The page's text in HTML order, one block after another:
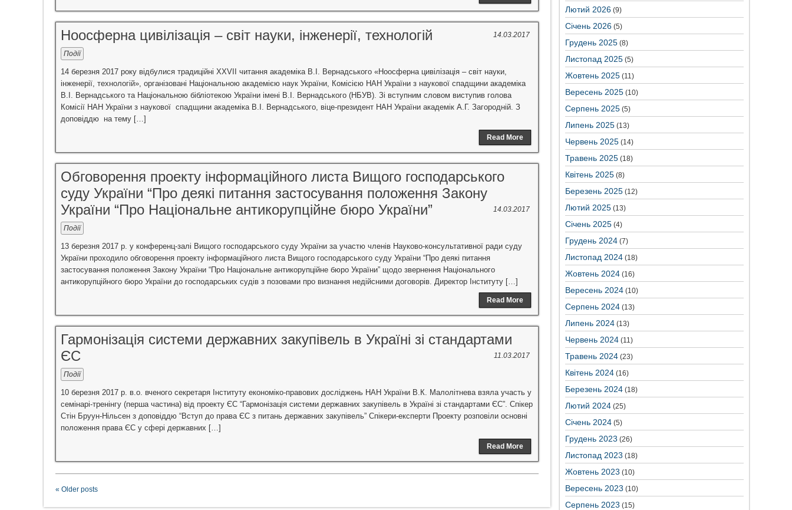
Ноосферна цивілізація – світ науки, інженерії, технологій 14.03.2017
Події
14 березня 2017 року відбулися традиційні XXVII читання академіка В.І. Вернадського «Ноосферна цивілізація – світ науки,
інженерії, технологій», організовані Національною академією наук України, Комісією НАН України з наукової спадщини академіка
В.І. Вернадського та Національною бібліотекою України імені В.І. Вернадського (НБУВ). Зі вступним словом виступив голова
Комісії НАН України з наукової спадщини академіка В.І. Вернадського, віце-президент НАН України академік А.Г. Загородній. З
доповіддю на тему […]
Read More
Обговорення проекту інформаційного листа Вищого господарського
суду України “Про деякі питання застосування положення Закону
України “Про Національне антикорупційне бюро України”
14.03.2017
Події
13 березня 2017 р. у конференц-залі Вищого господарського суду України за участю членів Науково-консультативної ради суду
України проходило обговорення проекту інформаційного листа Вищого господарського суду України “Про деякі питання
застосування положення Закону України “Про Національне антикорупційне бюро України” щодо звернення Національного
антикорупційного бюро України до господарських судів з позовами про визнання недійсними договорів. Директор Інституту […]
Read More
Гармонізація системи державних закупівель в Україні зі стандартами
ЄС
11.03.2017
Події
10 березня 2017 р. в.о. вченого секретаря Інституту економіко-правових досліджень НАН України В.К. Малолітнева взяла участь у
семінарі-тренінгу (перша частина) від проекту ЄС “Гармонізація системи державних закупівель в Україні зі стандартами ЄС”. Спікер
Стін Бруун-Нільсен з доповіддю “Вступ до права ЄС з питань державних закупівель” Спікери-експерти Проекту розповіли основні
положення права ЄС у сфері державних […]
Read More
« Older posts
Лютий 2026(9)
Січень 2026(5)
Грудень 2025(8)
Листопад 2025(5)
Жовтень 2025(11)
Вересень 2025(10)
Серпень 2025(5)
Липень 2025(13)
Червень 2025(14)
Травень 2025(18)
Квітень 2025(8)
Березень 2025(12)
Лютий 2025(13)
Січень 2025(4)
Грудень 2024(7)
Листопад 2024(18)
Жовтень 2024(16)
Вересень 2024(10)
Серпень 2024(13)
Липень 2024(13)
Червень 2024(11)
Травень 2024(23)
Квітень 2024(16)
Березень 2024(18)
Лютий 2024(25)
Січень 2024(5)
Грудень 2023 (26)
Листопад 2023 (18)
Жовтень 2023 (10)
Вересень 2023 (10)
Серпень 2023 (15)